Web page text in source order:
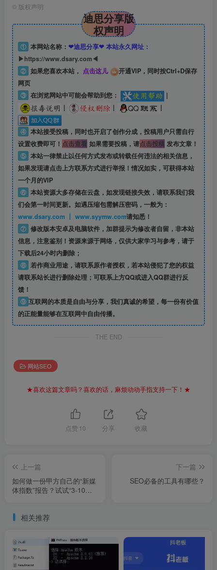
© 版权声明
迪思分享版
权声明
① 本网站名称： ❤迪思分享❤ 本站永久网址：
▶https://www.dsary.com◀
② 如果您喜欢本站， 点击这儿
开通VIP，同时按Ctrl+D保存
网页
③ 在浏览网站中可能会帮助到您：
|
|
| |
④ 本站接受投稿，同时也开启了创作分成，投稿用户只需自行
设置收费即可！ 点击查看如果需要投稿，请点击投稿发布文章！
⑤ 本站一律禁止以任何方式发布或转载任何违法的相关信息，
如果发现请点击上方联系方式进行举报！情况如实，可获得本站
一个月的VIP
⑥ 本站资源大多存储在云盘，如发现链接失效，请联系我们我
们会第一时间更新。如遇压缩包需解压密码，一般为：
www.dsary.com 丨 www.syymw.com请知悉！
⑦ 修改版本安卓及电脑软件，加群提示为修改者自留， 非本站
信息，注意鉴别！资源来源于网络，仅供大家学习与参考，请于
下载后24小时内删除；
⑧ 若作商业用途，请联系原作者授权，若本站侵犯了您的权益
请联系站长进行删除处理；可联系上方QQ或进入QQ群进行反
馈！
⑨ 互联网的本质是自由与分享，我们真诚的希望，每一份有价值
的正能量能够在互联网中自由传播。
THE END
网站SEO
★喜欢这篇文章吗？喜欢的话，麻烦动动手指支持一下！★
点赞 10 分享 收藏
上一篇
如何做一份甲方自己的“新媒
体指数”报告？试试“3-10模
男子为她殉情
下一篇
SEO必备的工具有哪些？
相关推荐